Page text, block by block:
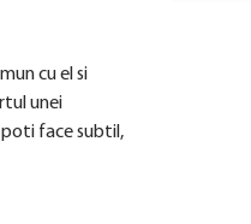
cu el si
unei
poti face subtil,